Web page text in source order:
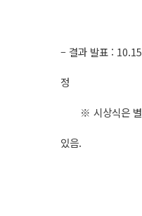
– 결과 발표 :
정
※ 시상식은 별
있음.